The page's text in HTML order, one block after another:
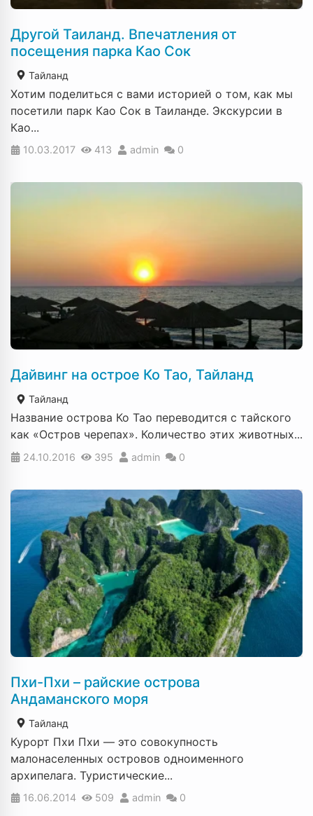
Другой Таиланд. Впечатления от
посещения парка Као Сок
Тайланд
Хотим поделиться с вами историей о том, как мы
посетили парк Као Сок в Таиланде. Экскурсии в
Као...
10.03.2017 413 admin 0
Дайвинг на острое Ко Тао, Тайланд
Тайланд
Название острова Ко Тао переводится с тайского
как «Остров черепах». Количество этих животных...
24.10.2016 395 admin 0
Пхи-Пхи – райские острова
Андаманского моря
Тайланд
Курорт Пхи Пхи — это совокупность
малонаселенных островов одноименного
архипелага. Туристические...
16.06.2014 509 admin 0